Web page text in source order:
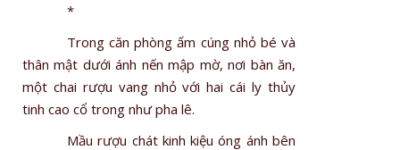
*
Trong căn phòng ấm cúng nhỏ bé và
thân mật dưới ánh nến mập mờ, nơi bàn ăn,
một chai rượu vang nhỏ với hai cái ly thủy
tinh cao cổ trong như pha lê.
Mầu rượu chát kinh kiệu óng ánh bên